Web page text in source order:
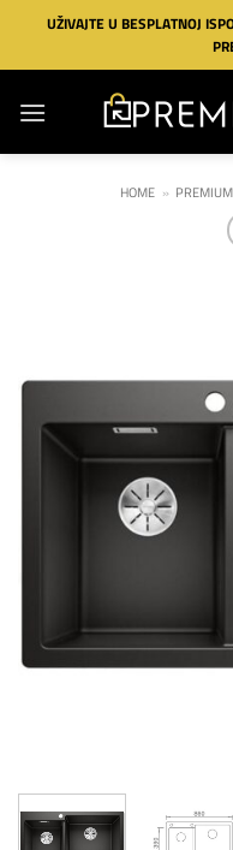
Preskoči
sadržaj
UŽIVAJTE U BESPLATNOJ
HOME »